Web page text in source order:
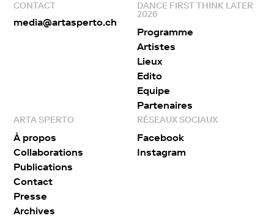
CONTACT
media@artasperto.ch
DANCE FIRST THINK LATER
2026
Programme
Artistes
Lieux
Edito
Equipe
Partenaires
ARTA SPERTO
À propos
Collaborations
Publications
Contact
Presse
Archives
RÉSEAUX SOCIAUX
Facebook
Instagram